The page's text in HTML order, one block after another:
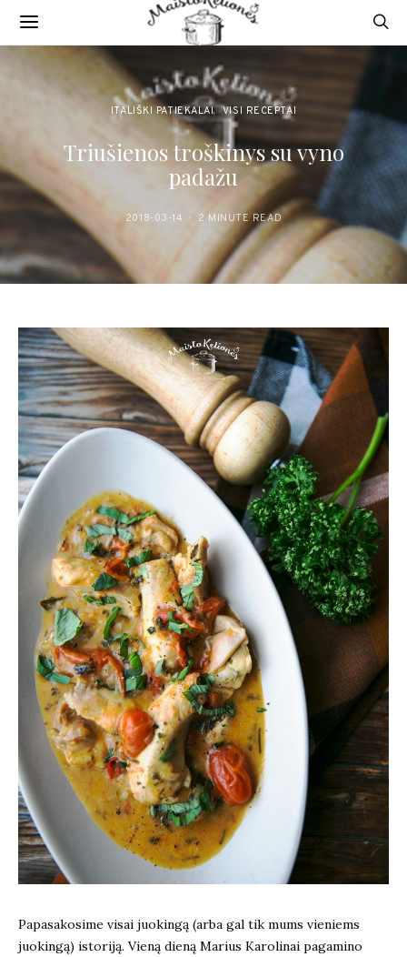
ITALIŠKI PATIEKALAI VISI RECEPTAI
Triušienos troškinys su vyno
padažu
2018-03-14 2 MINUTE READ
Papasakosime visai juokingą (arba gal tik mums vieniems
juokingą) istoriją. Vieną dieną Marius Karolinai pagamino